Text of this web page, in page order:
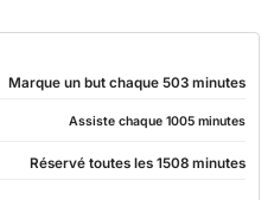
Marque un but chaque 503 minutes
Assiste chaque 1005 minutes
Réservé toutes les 1508 minutes